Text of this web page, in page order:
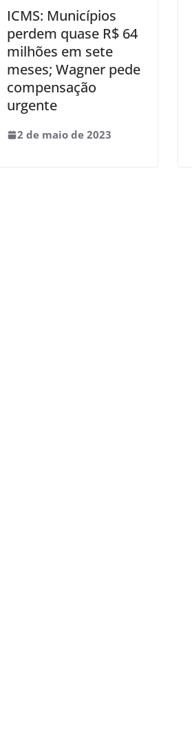
ICMS: Municípios
perdem quase R$ 64
milhões em sete
meses; Wagner pede
compensação
urgente
2 de maio de 2023